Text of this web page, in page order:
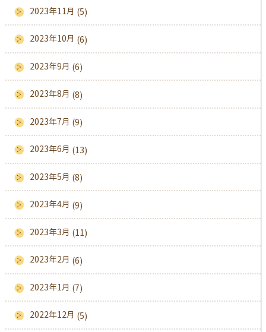
2023年11月 (5)
2023年10月 (6)
2023年9月 (6)
2023年8月 (8)
2023年7月 (9)
2023年6月 (13)
2023年5月 (8)
2023年4月 (9)
2023年3月 (11)
2023年2月 (6)
2023年1月 (7)
2022年12月 (5)